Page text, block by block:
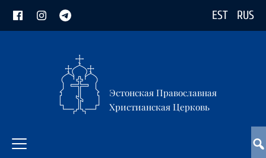
EST RUS
Эстонская Православная
Христианская Церковь